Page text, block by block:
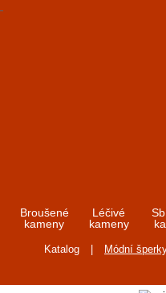
Broušené
kameny
Léčivé
kameny
Katalog Módní